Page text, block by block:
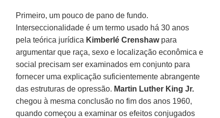
Primeiro, um pouco de pano de fundo.
Interseccionalidade é um termo usado há 30 anos
pela teórica jurídica Kimberlé Crenshawpara
argumentar que raça, sexo e localização econômica e
social precisam ser examinados em conjunto para
fornecer uma explicação suficientemente abrangente
das estruturas de opressão. Martin Luther King Jr.
chegou à mesma conclusão no fim dos anos 1960,
quando começou a examinar os efeitos conjugados